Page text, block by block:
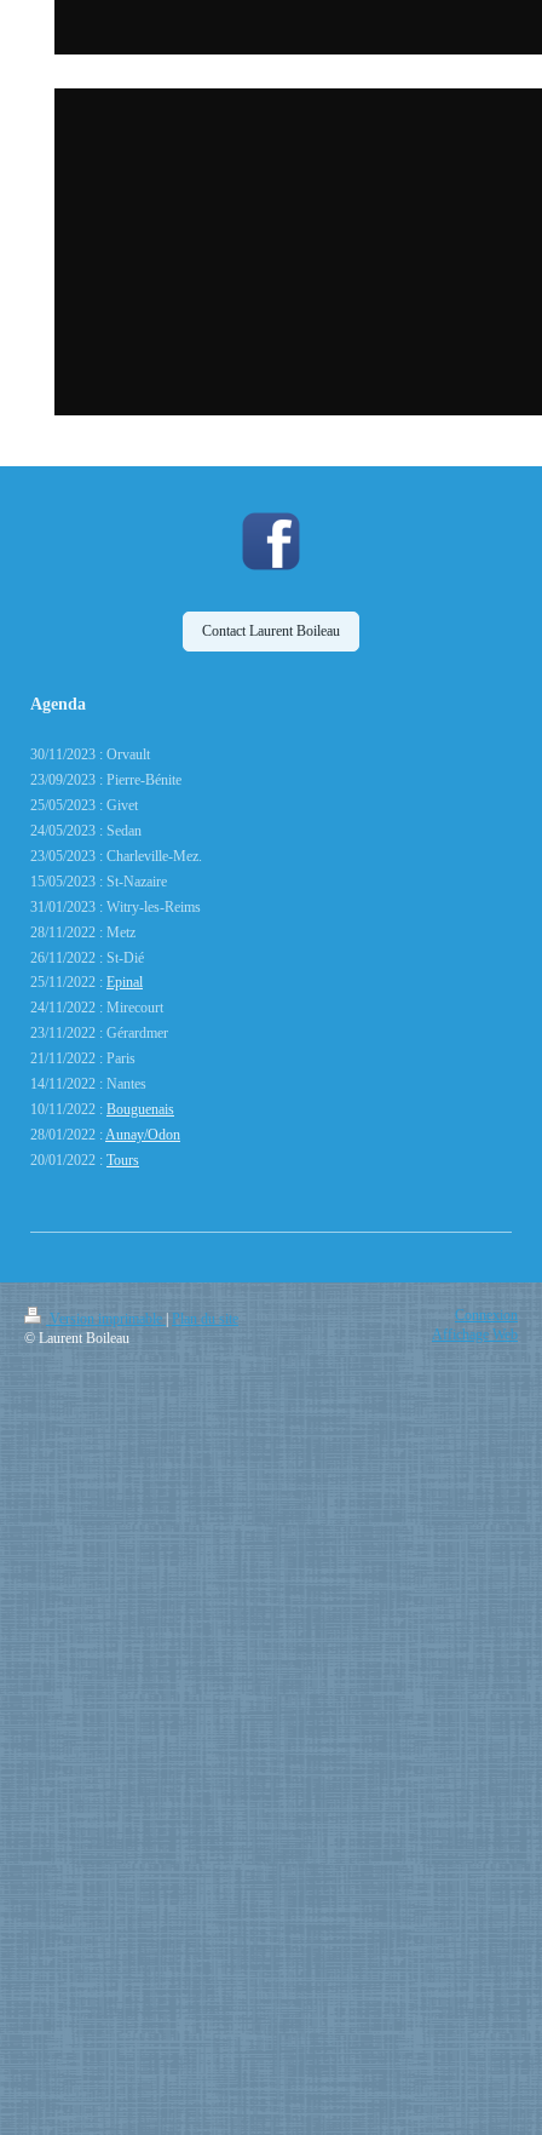
Contact Laurent Boileau
Agenda
30/11/2023 : Orvault
23/09/2023 : Pierre-Bénite
25/05/2023 : Givet
24/05/2023 : Sedan
23/05/2023 : Charleville-Mez.
15/05/2023 : St-Nazaire
31/01/2023 : Witry-les-Reims
28/11/2022 : Metz
26/11/2022 : St-Dié
25/11/2022 : Epinal
24/11/2022 : Mirecourt
23/11/2022 : Gérardmer
21/11/2022 : Paris
14/11/2022 : Nantes
10/11/2022 : Bouguenais
28/01/2022 :Aunay/Odon
20/01/2022 : Tours
Version imprimable
Plan du site
© Laurent Boileau
Connexion
Affichage Web